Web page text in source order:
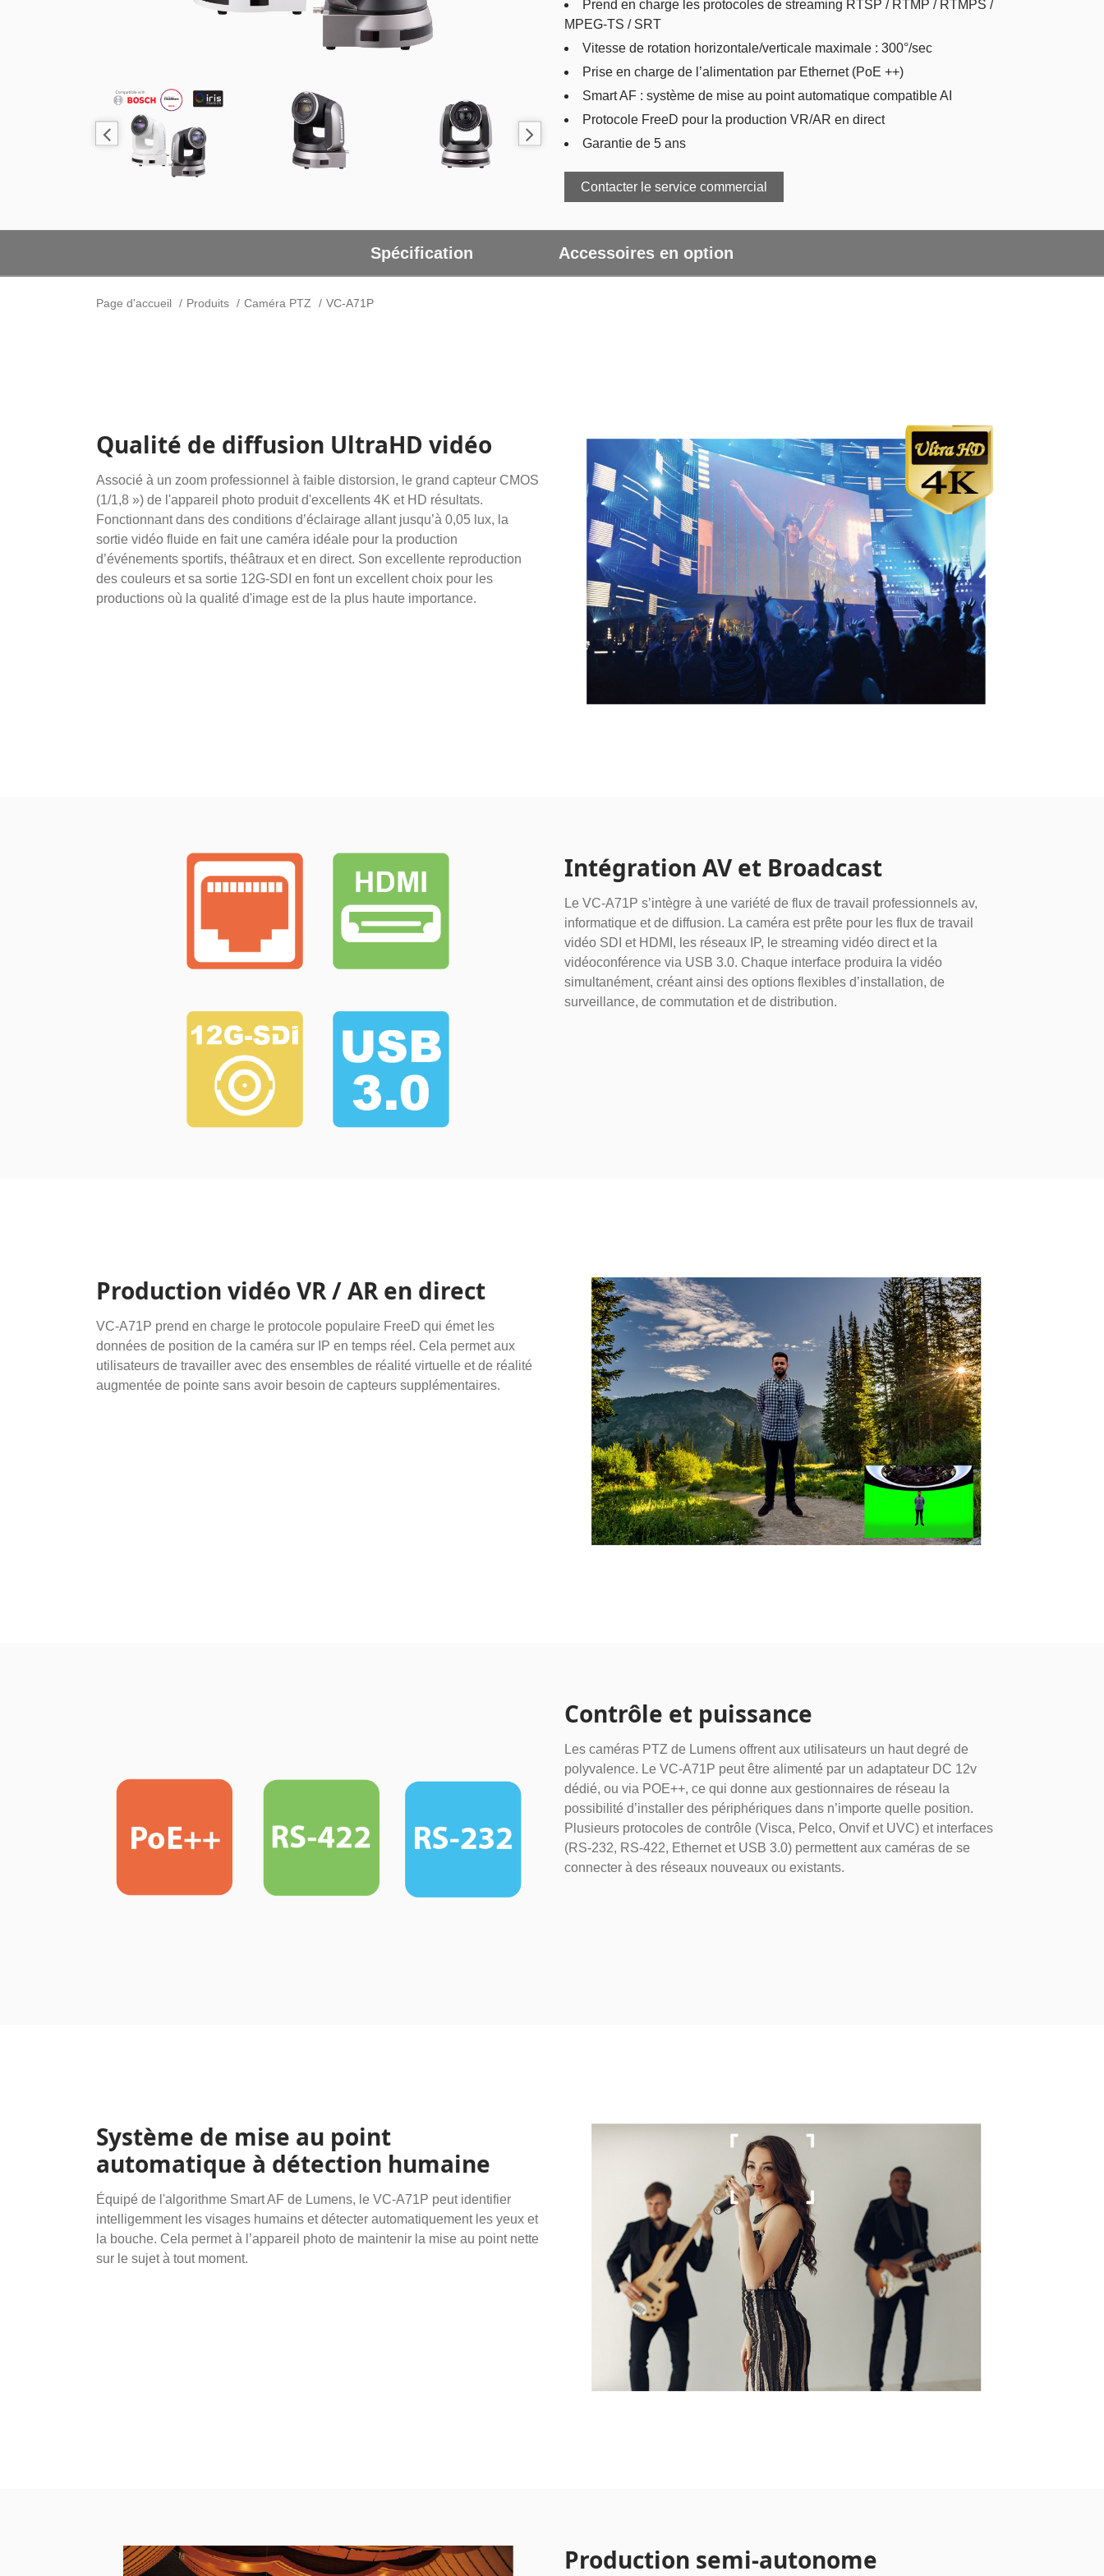
Prend en charge les protocoles de streaming RTSP / RTMP / RTMPS /
MPEG-TS / SRT
Vitesse de rotation horizontale/verticale maximale : 300°/sec
Prise en charge de l’alimentation par Ethernet (PoE ++)
Smart AF : système de mise au point automatique compatible AI
Protocole FreeD pour la production VR/AR en direct
Garantie de 5 ans
Contacter le service commercial
Spécification Accessoires en option
Page d'accueil Produits Caméra PTZ VC-A71P
Qualité de diffusion UltraHD vidéo
Associé à un zoom professionnel à faible distorsion, le grand capteur CMOS
(1/1,8 ») de l'appareil photo produit d'excellents 4K et HD résultats.
Fonctionnant dans des conditions d’éclairage allant jusqu’à 0,05 lux, la
sortie vidéo fluide en fait une caméra idéale pour la production
d’événements sportifs, théâtraux et en direct. Son excellente reproduction
des couleurs et sa sortie 12G-SDI en font un excellent choix pour les
productions où la qualité d'image est de la plus haute importance.
Intégration AV et Broadcast
Le VC-A71P s’intègre à une variété de flux de travail professionnels av,
informatique et de diffusion. La caméra est prête pour les flux de travail
vidéo SDI et HDMI, les réseaux IP, le streaming vidéo direct et la
vidéoconférence via USB 3.0. Chaque interface produira la vidéo
simultanément, créant ainsi des options flexibles d’installation, de
surveillance, de commutation et de distribution.
Production vidéo VR / AR en direct
VC-A71P prend en charge le protocole populaire FreeD qui émet les
données de position de la caméra sur IP en temps réel. Cela permet aux
utilisateurs de travailler avec des ensembles de réalité virtuelle et de réalité
augmentée de pointe sans avoir besoin de capteurs supplémentaires.
Contrôle et puissance
Les caméras PTZ de Lumens offrent aux utilisateurs un haut degré de
polyvalence. Le VC-A71P peut être alimenté par un adaptateur DC 12v
dédié, ou via POE++, ce qui donne aux gestionnaires de réseau la
possibilité d’installer des périphériques dans n’importe quelle position.
Plusieurs protocoles de contrôle (Visca, Pelco, Onvif et UVC) et interfaces
(RS-232, RS-422, Ethernet et USB 3.0) permettent aux caméras de se
connecter à des réseaux nouveaux ou existants.
Système de mise au point
automatique à détection humaine
Équipé de l'algorithme Smart AF de Lumens, le VC-A71P peut identifier
intelligemment les visages humains et détecter automatiquement les yeux et
la bouche. Cela permet à l’appareil photo de maintenir la mise au point nette
sur le sujet à tout moment.
Production semi-autonome